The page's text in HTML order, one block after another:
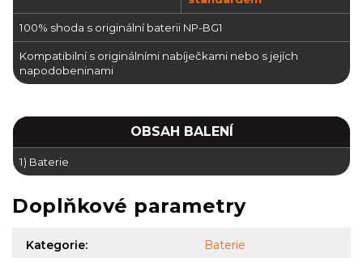
100% shoda s originální baterii NP-BG1
Kompatibilní s originálními nabíječkami nebo s jejích
napodobeninami
OBSAH BALENÍ
1) Baterie
Doplňkové parametry
Kategorie: Baterie